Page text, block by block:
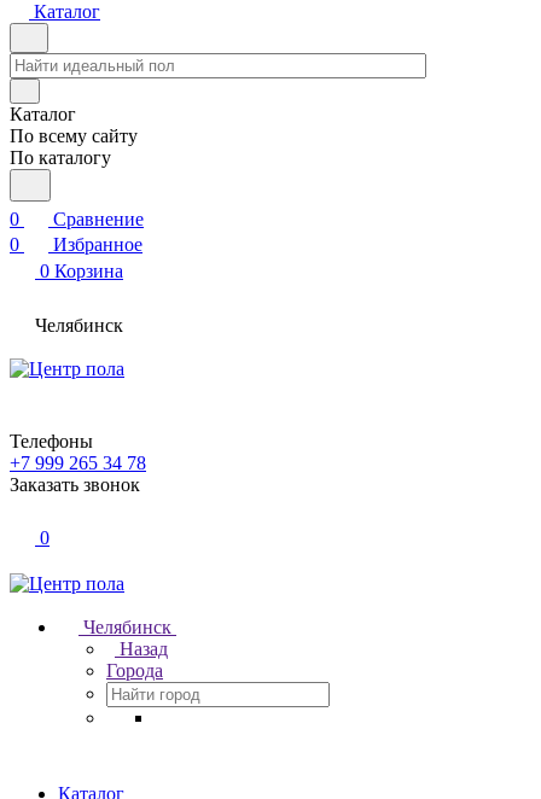
Каталог
Каталог
По всему сайту
По каталогу
0
Сравнение
0
Избранное
0 Корзина
Челябинск
Телефоны
+7 999 265 34 78
Заказать звонок
0
Челябинск
Назад
Города
Каталог